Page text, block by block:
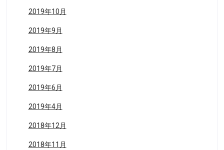
2019年10月
2019年9月
2019年8月
2019年7月
2019年6月
2019年4月
2018年12月
2018年11月